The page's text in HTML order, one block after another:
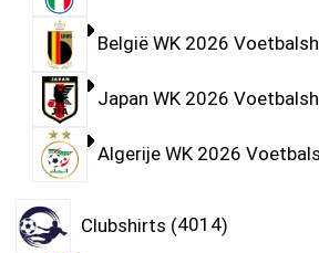
België WK 2026
Japan WK 2026
Algerije WK 2026
Clubshirts 4014